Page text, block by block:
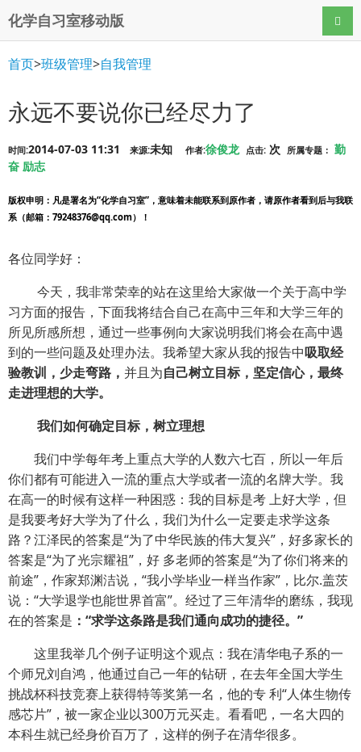
化学自习室移动版 导航
首页>班级管理>自我管理
永远不要说你已经尽力了
时间:2014-07-03 11:31 来源:未知 作者:徐俊龙 点击: 次 所属专题： 勤
奋 励志
版权申明 ：凡是署名为“化学自习室”，意味着未能联系到原作者，请原作者看到后与我联
系（邮箱：79248376@qq.com）！
各位同学好：
今天，我非常荣幸的站在这里给大家做一个关于高中学
习方面的报告，下面我将结合自己在高中三年和大学三年的
所见所感所想，通过一些事例向大家说明我们将会在高中遇
到的一些问题及处理办法。我希望大家从我的报告中吸取经
验教训，少走弯路， 并且为自己树立目标，坚定信心，最终
走进理想的大学。
我们如何确定目标，树立理想
我们中学每年考上重点大学的人数六七百，所以一年后
你们都有可能进入一流的重点大学或者一流的名牌大学。我
在高一的时候有这样一种困惑：我的目标是考 上好大学，但
是我要考好大学为了什么，我们为什么一定要走求学这条
路？江泽民的答案是“为了中华民族的伟大复兴”，好多家长的
答案是“为了光宗耀祖”，好 多老师的答案是“为了你们将来的
前途”，作家郑渊洁说，“我小学毕业一样当作家”，比尔.盖茨
说：“大学退学也能世界首富”。经过了三年清华的磨练，我现
在的答案是 ：“求学这条路是我们通向成功的捷径。”
这里我举几个例子证明这个观点：我在清华电子系的一
个师兄刘自鸿，他通过自己一年的钻研，在去年全国大学生
挑战杯科技竞赛上获得特等奖第一名，他的专 利“人体生物传
感芯片”，被一家企业以300万元买走。看看吧，一名大四的
本科生就已经身价百万了，这样的例子在清华很多。